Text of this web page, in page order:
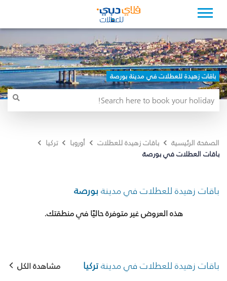
باقات زهيدة للعطلات في مدينة بورصة
الصفحة الرئيسية باقات زهيدة للعطلات أوروبا
تركيا
باقات العطلات في بورصة
باقات زهيدة للعطلات في مدينة بورصة
هذه العروض غير متوفرة حاليًا في منطقتك.
باقات زهيدة للعطلات في مدينةتركيا مشاهدة الكل